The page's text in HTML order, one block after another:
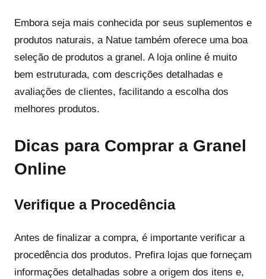
Embora seja mais conhecida por seus suplementos e
produtos naturais, a Natue também oferece uma boa
seleção de produtos a granel. A loja online é muito
bem estruturada, com descrições detalhadas e
avaliações de clientes, facilitando a escolha dos
melhores produtos.
Dicas para Comprar a Granel
Online
Verifique a Procedência
Antes de finalizar a compra, é importante verificar a
procedência dos produtos. Prefira lojas que forneçam
informações detalhadas sobre a origem dos itens e,